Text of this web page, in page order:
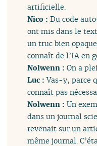
artificielle.
Nico :Du code
ont mis dans le
un truc bien
connaît de l’IA en
Nolwenn :On a
Luc :Vas-y, parce
connaît pas
Nolwenn :Un
dans un journal
revenait sur un
même journal.